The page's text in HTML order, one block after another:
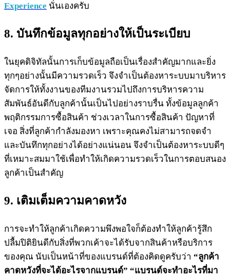
Experience นั่นเองครับ
8. บันทึกข้อมูลทุกอย่างให้เป็นระเบียบ
ในยุคดิจิทัลนั้นการเก็บข้อมูลถือเป็นเรื่องสำคัญมากและยิ่ง
ทุกๆอย่างนั้นมีความรวดเร็ว จึงจำเป็นต้องหาระบบมาบริหาร
จัดการให้ทั้งงานของทีมงานรวมไปถึงการบริหารความ
สัมพันธ์อันดีกับลูกค้านั้นเป็นไปอย่างราบรื่น ทั้งข้อมูลลูกค้า
พฤติกรรมการซื้อสินค้า ช่วงเวลาในการซื้อสินค้า ปัญหาที่
เจอ สิ่งที่ลูกค้ากำลังมองหา เพราะคุณคงไม่สามารถจดจำ
และบันทึกทุกอย่างได้อย่างแน่นอน จึงจำเป็นต้องหาระบบดีๆ
ที่เหมาะสมมาใช้เพื่อทำให้เกิดความรวดเร็วในการตอบสนอง
ลูกค้าเป็นสำคัญ
9. เติมเต็มความคาดหวัง
การจะทำให้ลูกค้าเกิดความพึงพอใจก็ต้องทำให้ลูกค้ารู้สึก
ปลื้มปิติยินดีกับสิ่งที่พวกเค้าจะได้รับจากสินค้าหรือบริการ
ของคุณ นับเป็นหน้าที่ของแบรนด์ที่ต้องคิดดูครับว่า “ลูกค้า
คาดหวังที่จะได้อะไรจากแบรนด์” “แบรนด์จะทำอะไรที่มา